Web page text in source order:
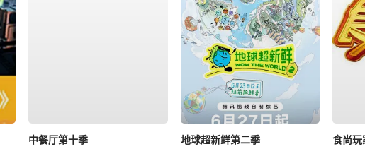
中餐厅第十季
地球超新鲜第二季
食尚玩